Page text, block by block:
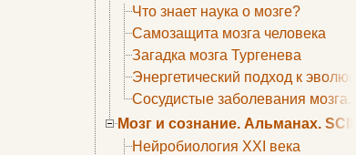
Что знает наука о мозге?
Самозащита мозга человека
Загадка мозга Тургенева
Энергетический подход к
Сосудистые заболевания
Мозг и сознание. Альманах.
Нейробиология XXI века